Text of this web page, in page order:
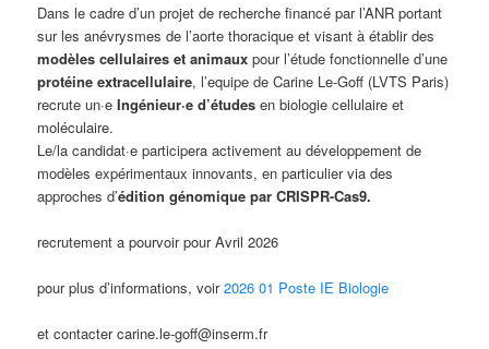
Dans le cadre d’un projet de recherche financé par l’ANR portant
sur les anévrysmes de l’aorte thoracique et visant à établir des
modèles cellulaires et animaux pour l’étude fonctionnelle d’une
protéine extracellulaire, l’equipe de Carine Le-Goff (LVTS Paris)
recrute un·eIngénieur·e d’étudesen biologie cellulaire et
moléculaire.
Le/la candidat·e participera activement au développement de
modèles expérimentaux innovants, en particulier via des
approches d’édition génomique par CRISPR-Cas9.
recrutement a pourvoir pour Avril 2026
pour plus d’informations, voir2026 01 Poste IE Biologie
et contacter carine.le-goff@inserm.fr